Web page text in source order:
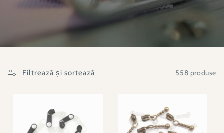
Filtrează și sortează 558 produse